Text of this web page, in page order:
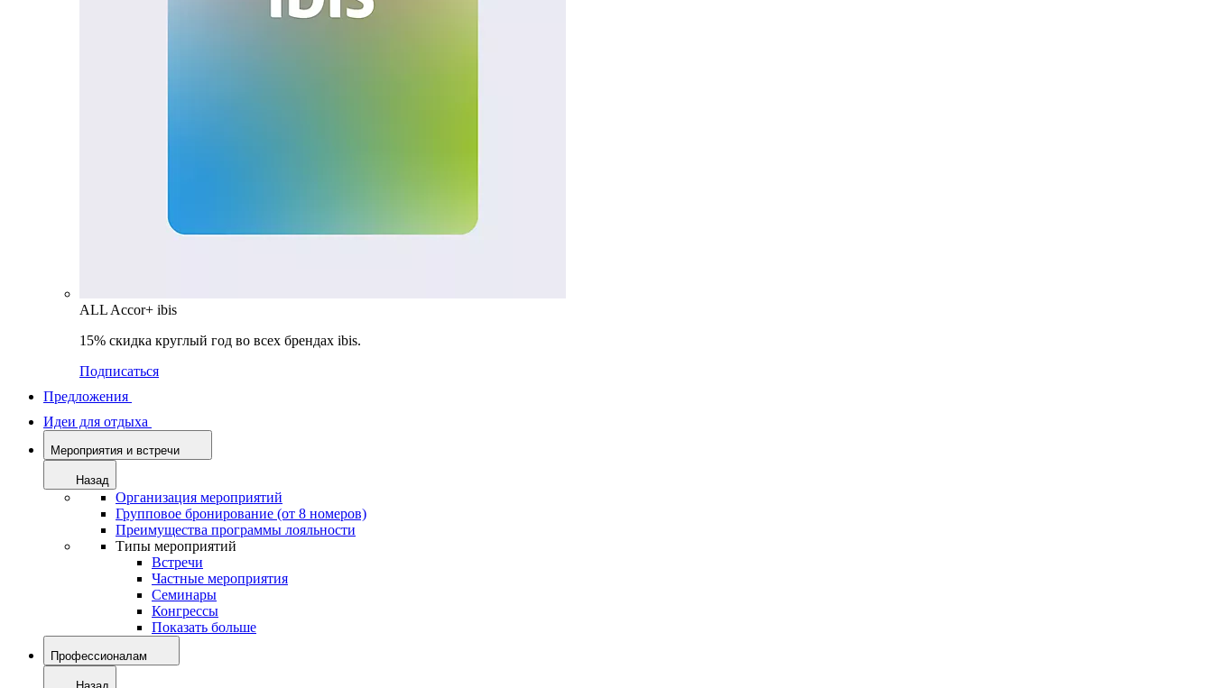
ALL Accor+ ibis
15% скидка круглый год во всех брендах ibis.
Подписаться
Предложения
Идеи для отдыха
Мероприятия и встречи
Назад
Организация мероприятий
Групповое бронирование (от 8 номеров)
Преимущества программы лояльности
Типы мероприятий
Встречи
Частные мероприятия
Семинары
Конгрессы
Показать больше
Профессионалам